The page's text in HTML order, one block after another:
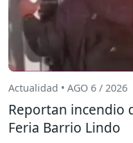
Actualidad • AGO 6 / 2026
Reportan incendio
Feria Barrio Lindo